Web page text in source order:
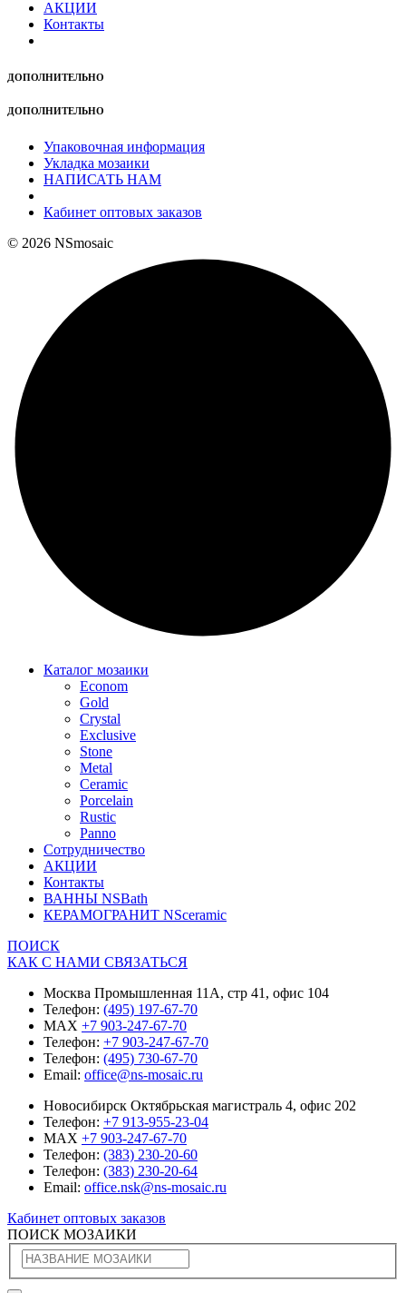
АКЦИИ
Контакты
ДОПОЛНИТЕЛЬНО
ДОПОЛНИТЕЛЬНО
Упаковочная информация
Укладка мозаики
НАПИСАТЬ НАМ
Кабинет оптовых заказов
© 2026 NSmosaic
Каталог мозаики
Econom
Gold
Crystal
Exclusive
Stone
Metal
Ceramic
Porcelain
Rustic
Panno
Сотрудничество
АКЦИИ
Контакты
ВАННЫ NSBath
КЕРАМОГРАНИТ NSceramic
ПОИСК
КАК С НАМИ СВЯЗАТЬСЯ
Москва Промышленная 11А, стр 41, офис 104
Телефон: (495) 197-67-70
MAX +7 903-247-67-70
Телефон: +7 903-247-67-70
Телефон: (495) 730-67-70
Email: office@ns-mosaic.ru
Новосибирск Октябрьская магистраль 4, офис 202
Телефон: +7 913-955-23-04
MAX +7 903-247-67-70
Телефон: (383) 230-20-60
Телефон: (383) 230-20-64
Email: office.nsk@ns-mosaic.ru
Кабинет оптовых заказов
ПОИСК МОЗАИКИ